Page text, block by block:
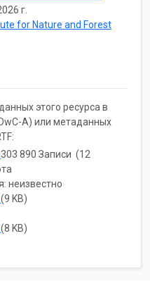
г.
for Nature and Forest
этого ресурса в
A) или метаданных
303 890 Записи (12
неизвестно
(9 KB)
(8 KB)